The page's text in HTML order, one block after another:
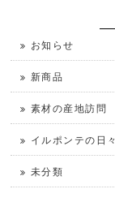
お知らせ
新商品
素材の産地訪問
イルポンテの日々
未分類